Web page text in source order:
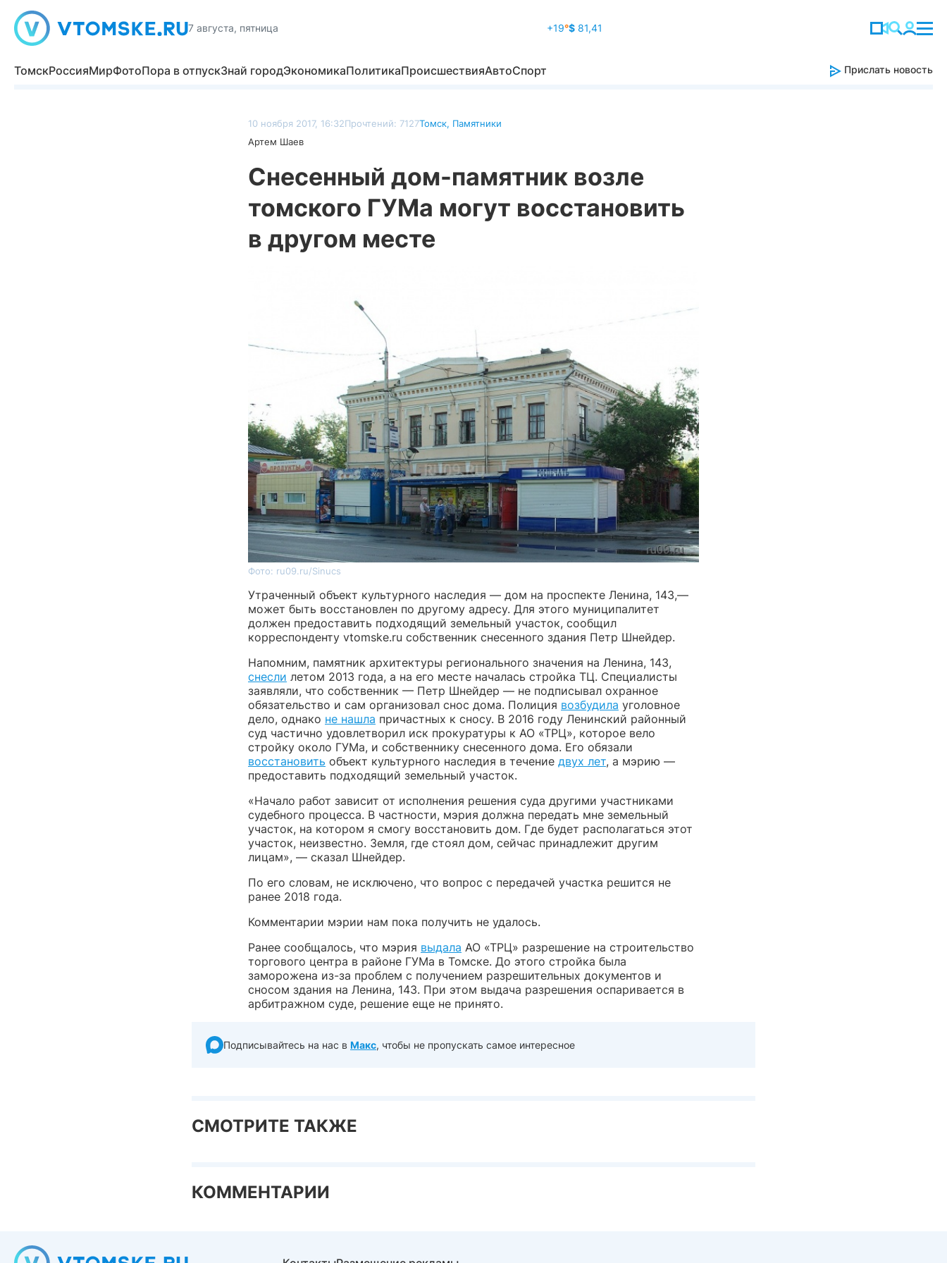
7 августа, пятница +19°$81,41
ТомскРоссияМирФотоПора в отпускЗнай городЭкономикаПолитикаПроисшествияАвтоСпорт Прислать новость
10 ноября 2017, 16:32Прочтений: 7127Томск, Памятники
Артем Шаев
Снесенный дом-памятник возле
томского ГУМа могут восстановить
в другом месте
Фото: ru09.ru/Sinucs
Утраченный объект культурного наследия — дом на проспекте Ленина, 143,—
может быть восстановлен по другому адресу. Для этого муниципалитет
должен предоставить подходящий земельный участок, сообщил
корреспонденту vtomske.ru собственник снесенного здания Петр Шнейдер.
Напомним, памятник архитектуры регионального значения на Ленина, 143,
снесли летом 2013 года, а на его месте началась стройка ТЦ. Специалисты
заявляли, что собственник — Петр Шнейдер — не подписывал охранное
обязательство и сам организовал снос дома. Полиция возбудила уголовное
дело, однако не нашла причастных к сносу. В 2016 году Ленинский районный
суд частично удовлетворил иск прокуратуры к АО «ТРЦ», которое вело
стройку около ГУМа, и собственнику снесенного дома. Его обязали
восстановить объект культурного наследия в течение двух лет, а мэрию —
предоставить подходящий земельный участок.
«Начало работ зависит от исполнения решения суда другими участниками
судебного процесса. В частности, мэрия должна передать мне земельный
участок, на котором я смогу восстановить дом. Где будет располагаться этот
участок, неизвестно. Земля, где стоял дом, сейчас принадлежит другим
лицам», — сказал Шнейдер.
По его словам, не исключено, что вопрос с передачей участка решится не
ранее 2018 года.
Комментарии мэрии нам пока получить не удалось.
Ранее сообщалось, что мэрия выдала АО «ТРЦ» разрешение на строительство
торгового центра в районе ГУМа в Томске. До этого стройка была
заморожена из-за проблем с получением разрешительных документов и
сносом здания на Ленина, 143. При этом выдача разрешения оспаривается в
арбитражном суде, решение еще не принято.
Подписывайтесь на нас в Макс, чтобы не пропускать самое интересное
СМОТРИТЕ ТАКЖЕ
КОММЕНТАРИИ